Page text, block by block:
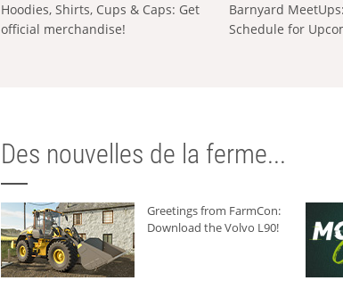
Hoodies, Shirts, Cups & Caps: Get
official merchandise!
Barnyard
Schedule for
Des nouvelles de la ferme...
Greetings from FarmCon:
Download the Volvo L90!